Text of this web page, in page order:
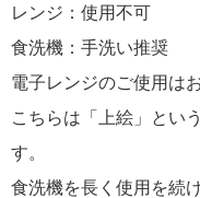
レンジ：使用不可
食洗機：手洗い推奨
電子レンジのご使用は
こちらは「上絵」とい
す。
食洗機を長く使用を続